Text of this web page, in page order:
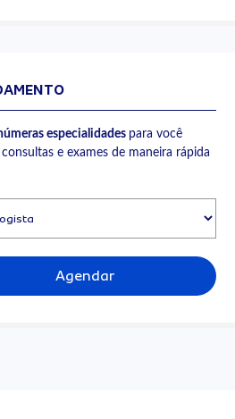
especialidades para você
e exames de maneira rápida
Agendar